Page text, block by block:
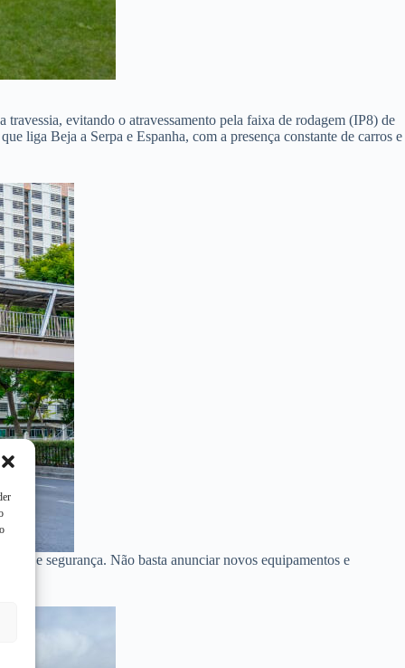
evitando o atravessamento pela faixa de rodagem (IP8) de
liga Beja a Serpa e Espanha, com a presença constante de carros e
e segurança. Não basta anunciar novos equipamentos e